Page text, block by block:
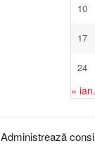
Administrează
10
17
24
« ian.